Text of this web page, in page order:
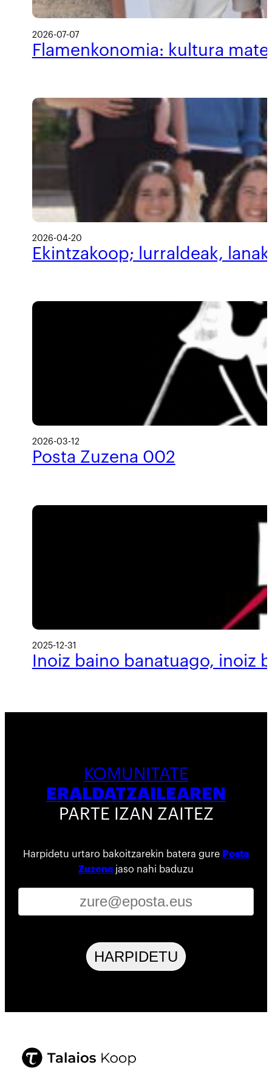
2026-07-07
Flamenkonomia: kultura
2026-04-20
Ekintzakoop; lurraldeak,
2026-03-12
Posta Zuzena 002
2025-12-31
Inoiz baino banatuago, inoiz
KOMUNITATE
ERALDATZAILEAREN
PARTE IZAN ZAITEZ
Harpidetu urtaro bakoitzarekin batera gure Posta
Zuzena jaso nahi baduzu
HARPIDETU